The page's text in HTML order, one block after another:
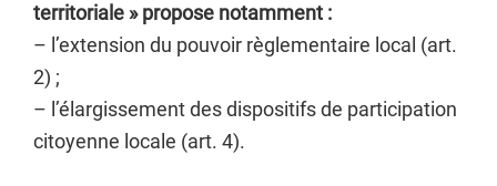
territoriale » propose notamment :
– l’extension du pouvoir règlementaire local (art.
2) ;
– l’élargissement des dispositifs de participation
citoyenne locale (art. 4).